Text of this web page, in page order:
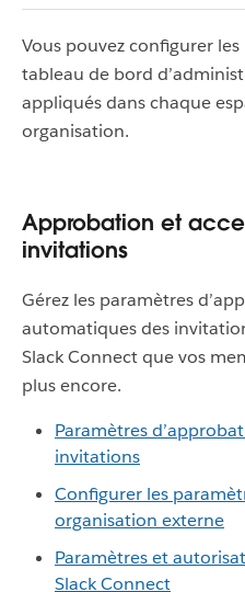
Vous pouvez configurer
tableau de bord
appliqués dans chaque
organisation.
Approbation et
invitations
Gérez les paramètres
automatiques des
Slack Connect que vos
plus encore.
Paramètres
invitations
Configurer les
organisation externe
Paramètres et
Slack Connect